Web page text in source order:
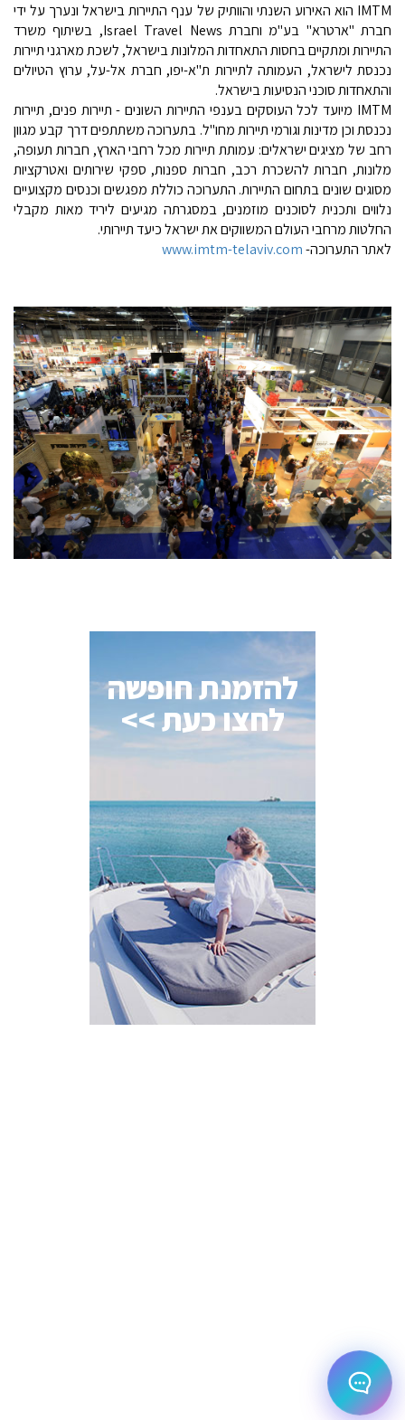
IMTM הוא האירוע השנתי והוותיק של ענף התיירות בישראל ונערך על ידי
חברת "ארטרא" בע"מ וחברת Israel Travel News, בשיתוף משרד
התיירות ומתקיים בחסות התאחדות המלונות בישראל, לשכת מארגני תיירות
נכנסת לישראל, העמותה לתיירות ת"א-יפו, חברת אל-על, ערוץ הטיולים
והתאחדות סוכני הנסיעות בישראל.
IMTM מיועד לכל העוסקים בענפי התיירות השונים - תיירות פנים, תיירות
נכנסת וכן מדינות וגורמי תיירות מחו"ל. בתערוכה משתתפים דרך קבע מגוון
רחב של מציגים ישראלים: עמותת תיירות מכל רחבי הארץ, חברות תעופה,
מלונות, חברות להשכרת רכב, חברות ספנות, ספקי שירותים ואטרקציות
מסוגים שונים בתחום התיירות. התערוכה כוללת מפגשים וכנסים מקצועיים
נלווים ותכנית לסוכנים מוזמנים, במסגרתה מגיעים ליריד מאות מקבלי
החלטות מרחבי העולם המשווקים את ישראל כיעד תיירותי.
לאתר התערוכה-www.imtm-telaviv.com
להזמנת חופשה
לחצו כעת >>
AI Assistant
איך אפשר לעזור?
בחר אחת מהאפשרויות.